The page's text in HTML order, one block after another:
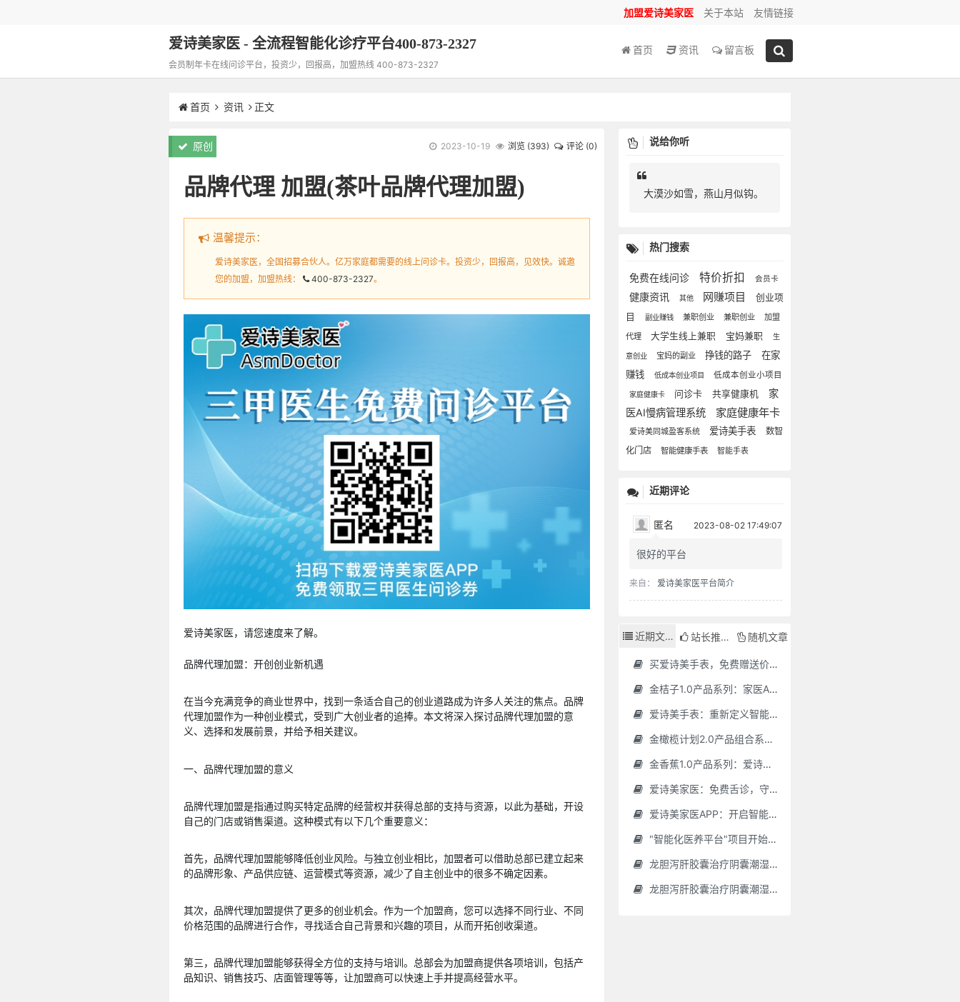
加盟爱诗美家医 关于本站 友情链接
爱诗美家医 - 全流程智能化诊疗平台400-873-2327
会员制年卡在线问诊平台，投资少，回报高，加盟热线 400-873-2327
首页 资讯 留言板
首页 资讯 正文
原创 2023-10-19 浏览 (393) 评论 (0)
品牌代理 加盟(茶叶品牌代理加盟)
温馨提示：
爱诗美家医，全国招募合伙人。亿万家庭都需要的线上问诊卡。投资少，回报高，见效快。诚邀
您的加盟，加盟热线：
400-873-2327。
爱诗美家医，请您速度来了解。
品牌代理加盟：开创创业新机遇
在当今充满竞争的商业世界中，找到一条适合自己的创业道路成为许多人关注的焦点。品牌
代理加盟作为一种创业模式，受到广大创业者的追捧。本文将深入探讨品牌代理加盟的意
义、选择和发展前景，并给予相关建议。
一、品牌代理加盟的意义
品牌代理加盟是指通过购买特定品牌的经营权并获得总部的支持与资源，以此为基础，开设
自己的门店或销售渠道。这种模式有以下几个重要意义：
首先，品牌代理加盟能够降低创业风险。与独立创业相比，加盟者可以借助总部已建立起来
的品牌形象、产品供应链、运营模式等资源，减少了自主创业中的很多不确定因素。
其次，品牌代理加盟提供了更多的创业机会。作为一个加盟商，您可以选择不同行业、不同
价格范围的品牌进行合作，寻找适合自己背景和兴趣的项目，从而开拓创收渠道。
第三，品牌代理加盟能够获得全方位的支持与培训。总部会为加盟商提供各项培训，包括产
品知识、销售技巧、店面管理等等，让加盟商可以快速上手并提高经营水平。
说给你听
大漠沙如雪，燕山月似钩。
热门搜索
免费在线问诊 特价折扣 会员卡
健康资讯 其他 网赚项目
创业项
目
副业赚钱 兼职创业 兼职创业
加盟
代理
大学生线上兼职 宝妈兼职 生
意创业 宝妈的副业 挣钱的路子
在家
赚钱
低成本创业项目 低成本创业小项目
家庭健康卡 问诊卡 共享健康机
家
医AI慢病管理系统
家庭健康年卡
爱诗美同城盈客系统 爱诗美手表
数智
化门店
智能健康手表 智能手表
近期评论
匿名 2023-08-02 17:49:07
很好的平台
来自： 爱诗美家医平台简介
近期文章 站长推荐 随机文章
买爱诗美手表，免费赠送价值30000元的数智化门店系统一套（含硬件）
金桔子1.0产品系列：家医AI慢病管理项目全国招募区域合伙人，低投入，高回报，长收益
爱诗美手表：重新定义智能健康管理的“医疗级守护者”
金橄榄计划2.0产品组合系列：健康分布机（健康一体机）+慢病管理系统，可落地在健康小屋，社区服务中心等等
金香蕉1.0产品系列：爱诗美家医健康分布机，健康一体机，社区服务中心，药店，健康小屋都需要
爱诗美家医：免费舌诊，守护您的健康之旅
爱诗美家医APP：开启智能舌诊新时代.舌诊app软件有哪些 好用的舌诊app大全
"智能化医养平台"项目开始招商了，零加盟费，终身自动赚钱
龙胆泻肝胶囊治疗阴囊潮湿吗(龙胆泻肝胶囊治疗阴囊潮湿吗怎么服用)
龙胆泻肝胶囊治疗阴囊潮湿吗怎么服用(龙胆泻肝胶囊治疗阴囊潮湿吗怎么服用效果好)